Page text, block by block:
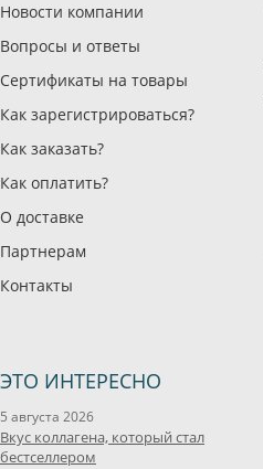
Новости компании
Вопросы и ответы
Сертификаты на товары
Как зарегистрироваться?
Как заказать?
Как оплатить?
О доставке
Партнерам
Контакты
ЭТО ИНТЕРЕСНО
5 августа 2026
Вкус коллагена, который стал
бестселлером